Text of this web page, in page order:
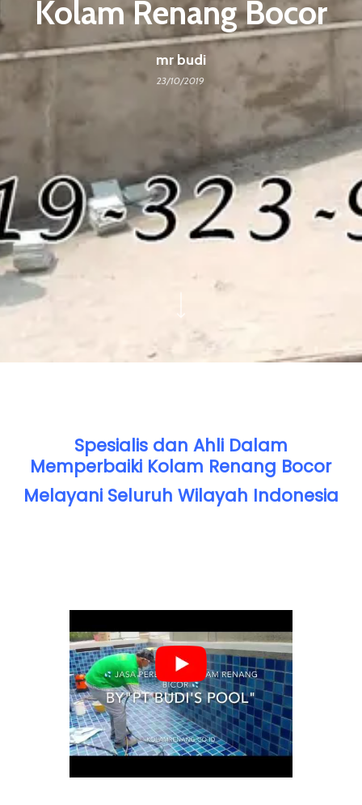
Kolam Renang Bocor
mr budi
23/10/2019
Spesialis dan Ahli Dalam
Memperbaiki Kolam Renang Bocor
Melayani Seluruh Wilayah Indonesia